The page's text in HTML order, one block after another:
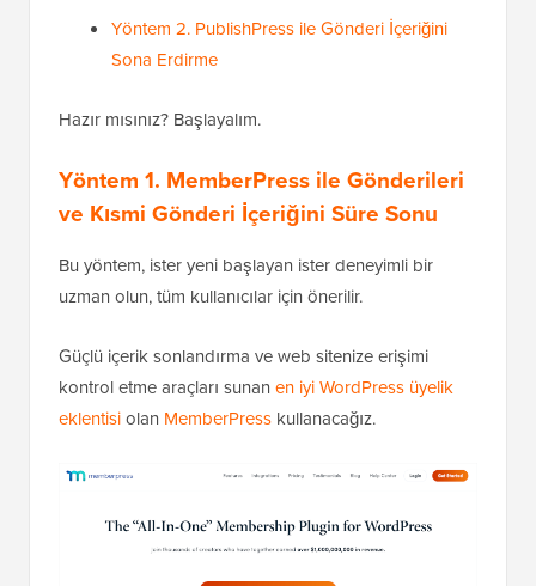
Yöntem 2. PublishPress ile Gönderi İçeriğini
Sona Erdirme
Hazır mısınız? Başlayalım.
Yöntem 1. MemberPress ile Gönderileri
ve Kısmi Gönderi İçeriğini Süre Sonu
Bu yöntem, ister yeni başlayan ister deneyimli bir
uzman olun, tüm kullanıcılar için önerilir.
Güçlü içerik sonlandırma ve web sitenize erişimi
kontrol etme araçları sunan en iyi WordPress üyelik
eklentisiolan MemberPress kullanacağız.